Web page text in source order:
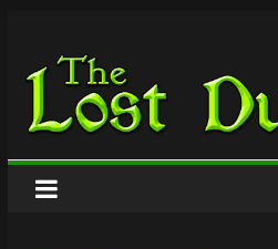
springen
The
Lost
Dungeon